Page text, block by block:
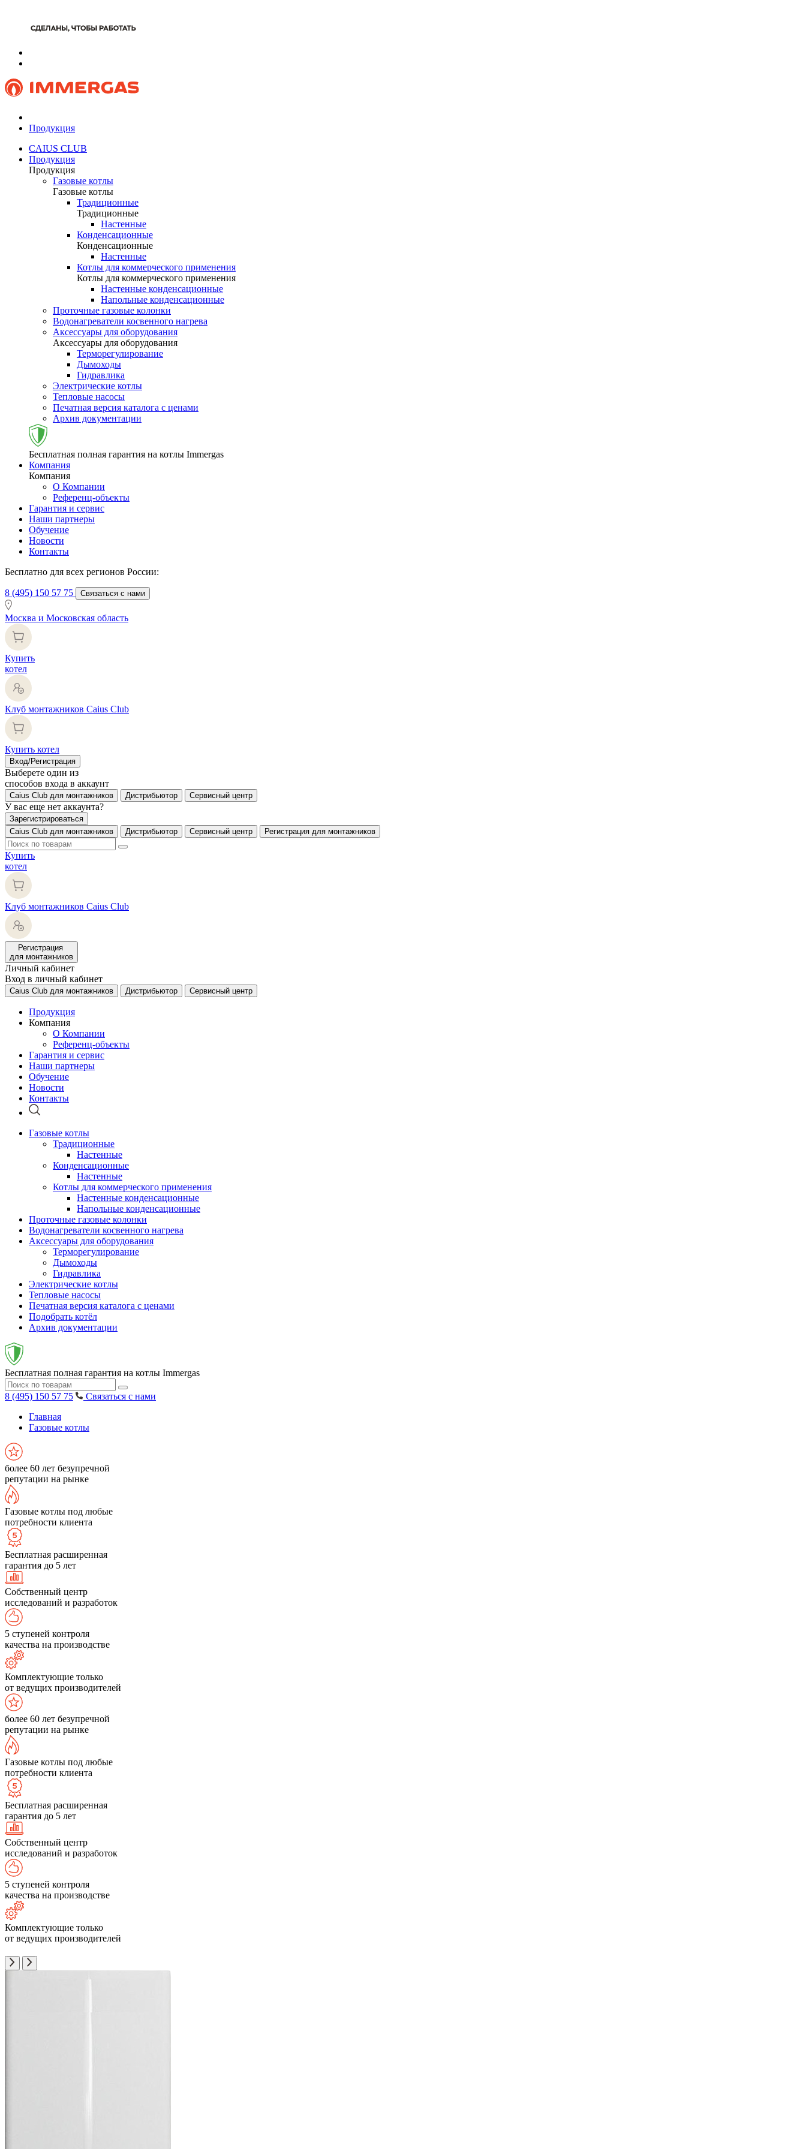
Продукция
CAIUS CLUB
Продукция
Продукция
Газовые котлы
Газовые котлы
Традиционные
Традиционные
Настенные
Конденсационные
Конденсационные
Настенные
Котлы для коммерческого применения
Котлы для коммерческого применения
Настенные конденсационные
Напольные конденсационные
Проточные газовые колонки
Водонагреватели косвенного нагрева
Аксессуары для оборудования
Аксессуары для оборудования
Терморегулирование
Дымоходы
Гидравлика
Электрические котлы
Тепловые насосы
Печатная версия каталога с ценами
Архив документации
Бесплатная полная гарантия на котлы Immergas
Компания
Компания
О Компании
Референц-объекты
Гарантия и сервис
Наши партнеры
Обучение
Новости
Контакты
Бесплатно для всех регионов России:
8 (495) 150 57 75 Связаться с нами
Москва и Московская область
Купить
котел
Клуб монтажников Caius Club
Купить котел
Вход/Регистрация
Выберете один из
способов входа в аккаунт
Caius Club для монтажников Дистрибьютор Сервисный центр
У вас еще нет аккаунта?
Зарегистрироваться
Caius Club для монтажников
Дистрибьютор Сервисный центр Регистрация для монтажников
Купить
котел
Клуб монтажников Caius Club
Регистрация
для монтажников
Личный кабинет
Вход в личный кабинет
Caius Club для монтажников Дистрибьютор Сервисный центр
Продукция
Компания
О Компании
Референц-объекты
Гарантия и сервис
Наши партнеры
Обучение
Новости
Контакты
Газовые котлы
Традиционные
Настенные
Конденсационные
Настенные
Котлы для коммерческого применения
Настенные конденсационные
Напольные конденсационные
Проточные газовые колонки
Водонагреватели косвенного нагрева
Аксессуары для оборудования
Терморегулирование
Дымоходы
Гидравлика
Электрические котлы
Тепловые насосы
Печатная версия каталога с ценами
Подобрать котёл
Архив документации
Бесплатная полная гарантия на котлы Immergas
8 (495) 150 57 75
Связаться с нами
Главная
Газовые котлы
более 60 лет безупречной
репутации на рынке
Газовые котлы под любые
потребности клиента
Бесплатная расширенная
гарантия до 5 лет
Собственный центр
исследований и разработок
5 ступеней контроля
качества на производстве
Комплектующие только
от ведущих производителей
более 60 лет безупречной
репутации на рынке
Газовые котлы под любые
потребности клиента
Бесплатная расширенная
гарантия до 5 лет
Собственный центр
исследований и разработок
5 ступеней контроля
качества на производстве
Комплектующие только
от ведущих производителей